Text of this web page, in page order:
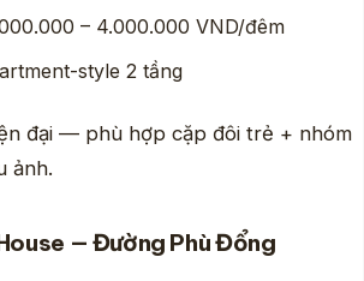
– 4.000.000 VND/đêm
style 2 tầng
đại — phù hợp cặp đôi trẻ + nhóm
ảnh.
— Đường Phù Đổng